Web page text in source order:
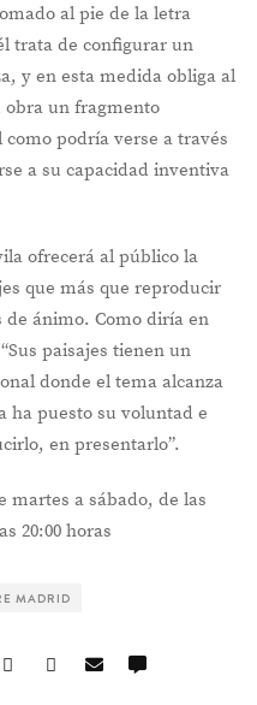
al pie de la letra
trata de configurar un
y en esta medida obliga al
obra un fragmento
podría verse a través
a su capacidad inventiva
ofrecerá al público la
que más que reproducir
ánimo. Como diría en
paisajes tienen un
donde el tema alcanza
ha puesto su voluntad e
en presentarlo”.
martes a sábado, de las
20:00 horas
MADRID